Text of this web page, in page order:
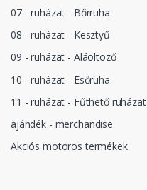
07 - ruházat - Bőrruha
08 - ruházat - Kesztyű
09 - ruházat - Aláöltöző
10 - ruházat - Esőruha
11 - ruházat - Fűthető ruházat
ajándék - merchandise
Akciós motoros termékek